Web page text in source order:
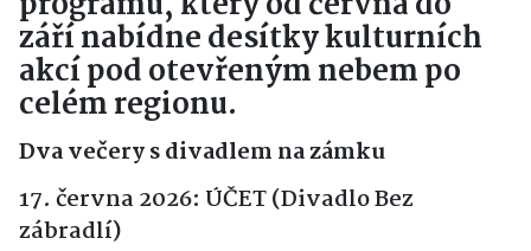
září nabídne desítky kulturních
akcí pod otevřeným nebem po
celém regionu.
Dva večery s divadlem na zámku
17. června 2026: ÚČET (Divadlo Bez
zábradlí)